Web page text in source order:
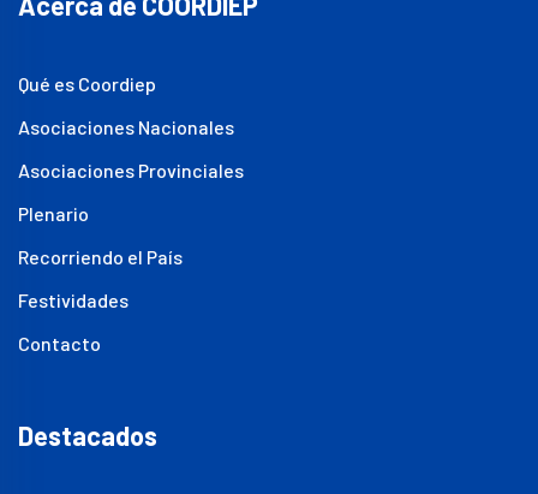
Qué es Coordiep
Asociaciones Nacionales
Asociaciones Provinciales
Plenario
Recorriendo el País
Festividades
Contacto
Destacados